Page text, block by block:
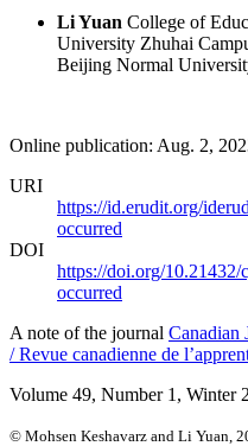
Li Yuan College of
University Zhuhai
Beijing Normal
Online publication: Aug. 2,
URI
https://id.erudit.org/
occurred
DOI
https://doi.org/10.21432/
occurred
A note of the journal Canadian
/ Revue canadienne de
Volume 49, Number 1, Winter
© Mohsen Keshavarz and Li Yuan,